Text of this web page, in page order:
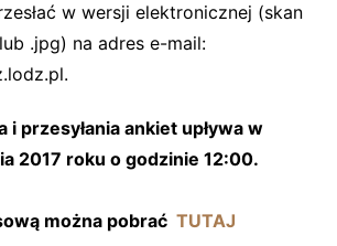
w wersji elektronicznej (skan
.jpg) na adres e-mail:
i przesyłania ankiet upływa w
2017 roku o godzinie 12:00.
można pobrać TUTAJ